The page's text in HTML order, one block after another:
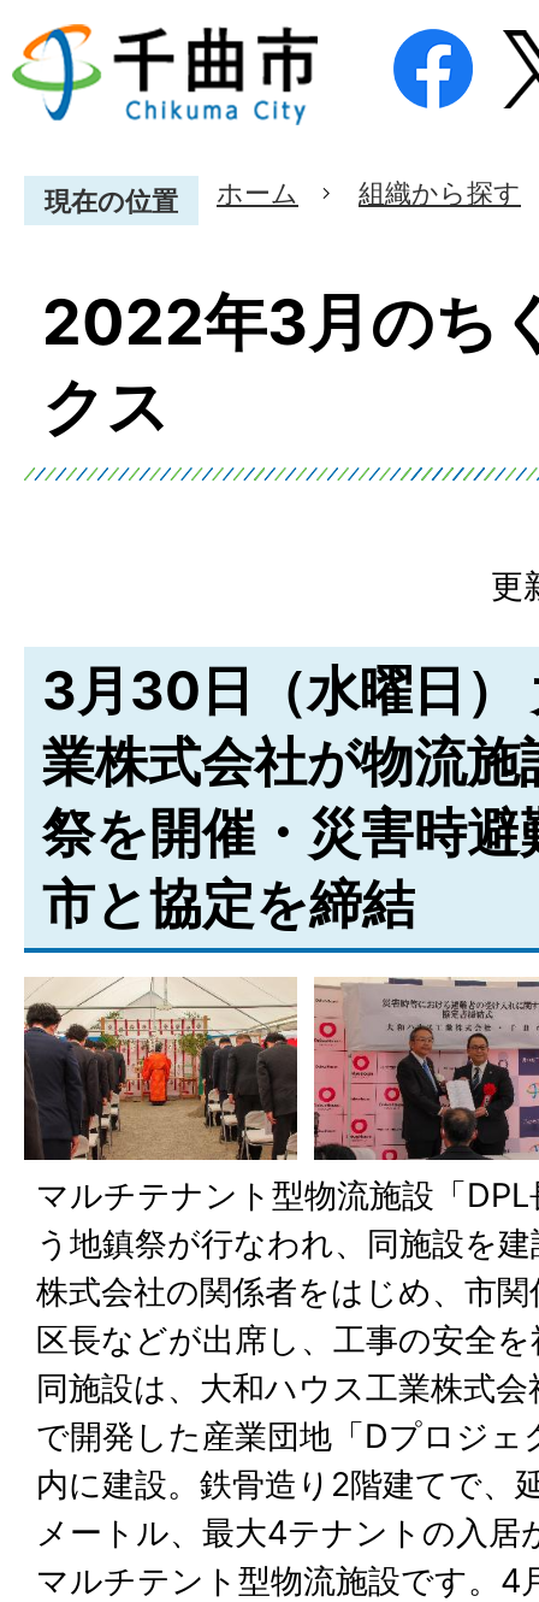
現在の位置 ホーム 組織から探す
2022年3月のち
クス
更
3月30日（水曜日）
業株式会社が物流
祭を開催・災害時
市と協定を締結
マルチテナント型物流施設「
う地鎮祭が行なわれ、同施設を
株式会社の関係者をはじめ、市
区長などが出席し、工事の安全
同施設は、大和ハウス工業株式
で開発した産業団地「Dプロジェ
内に建設。鉄骨造り2階建てで、
メートル、最大4テナントの入居
マルチテント型物流施設です。4